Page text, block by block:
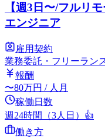
【週3日〜/フルリ
エンジニア
雇用契約
業務委託・フリーラン
報酬
〜80万円 / 人月
稼働日数
週24時間（3人日） 👍
働き方